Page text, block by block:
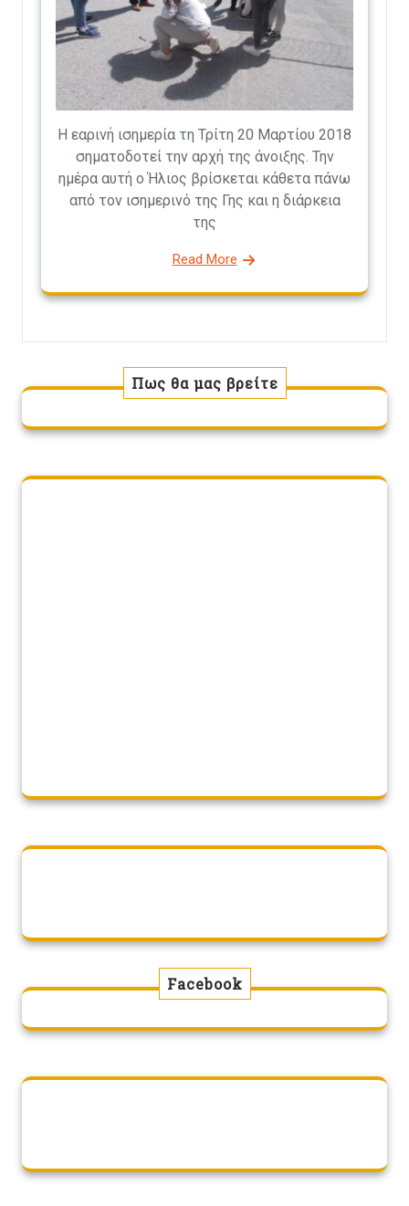
Η εαρινή ισημερία τη Τρίτη 20 Μαρτίου 2018
σηματοδοτεί την αρχή της άνοιξης. Την
ημέρα αυτή ο Ήλιος βρίσκεται κάθετα πάνω
από τον ισημερινό της Γης και η διάρκεια
της
Read More
Πως θα μας βρείτε
Facebook